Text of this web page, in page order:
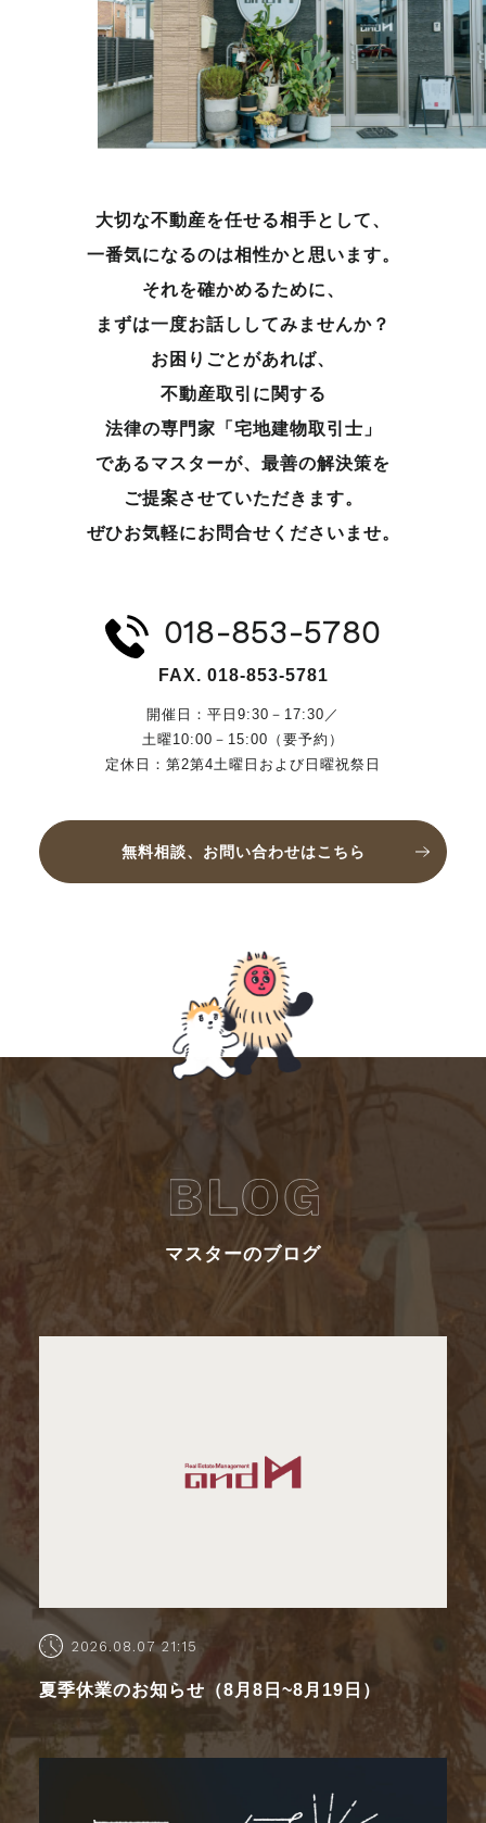
大切な不動産を任せる相手として、
一番気になるのは相性かと思います。
それを確かめるために、
まずは一度お話ししてみませんか？
お困りごとがあれば、
不動産取引に関する
法律の専門家「宅地建物取引士」
であるマスターが、 最善の解決策を
ご提案させていただきます。
ぜひお気軽にお問合せくださいませ。
018-853-5780
FAX. 018-853-5781
開催日：平日9:30－17:30／
土曜10:00－15:00（要予約）
定休日：第2第4土曜日および日曜祝祭日
無料相談、お問い合わせはこちら
マスターのブログ
2026.08.07 21:15
夏季休業のお知らせ（8月8日~8月19日）